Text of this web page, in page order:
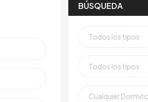
BÚSQUEDA